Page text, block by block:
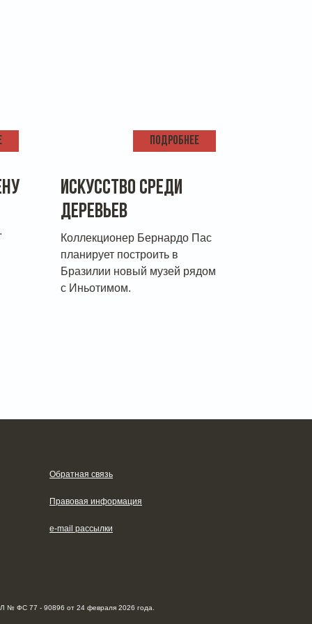
ПОДРОБНЕЕ
ИСКУССТВО СРЕДИ
ДЕРЕВЬЕВ
Коллекционер Бернардо Пас
планирует построить в
Бразилии новый музей рядом
с Иньотимом.
Обратная связь
Правовая информация
e-mail рассылки
№ ФС 77 - 90896 от 24 февраля 2026 года.